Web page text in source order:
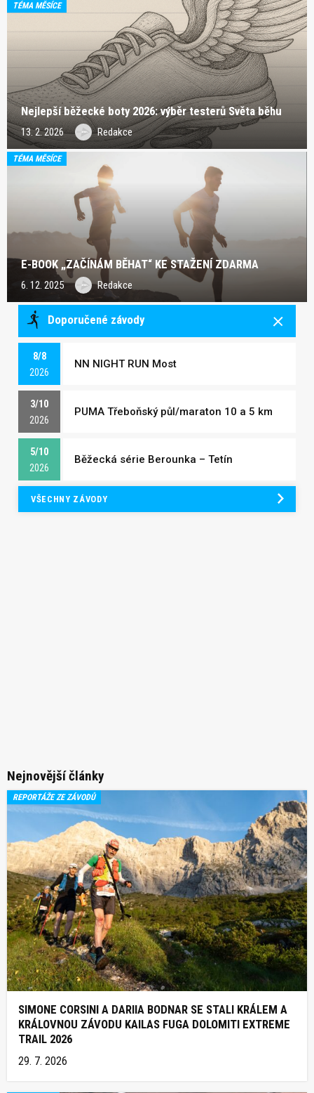
TÉMA MĚSÍCE
Nejlepší běžecké boty 2026: výběr testerů Světa běhu
13. 2. 2026 Redakce
TÉMA MĚSÍCE
E-BOOK „ZAČÍNÁM BĚHAT“ KE STAŽENÍ ZDARMA
6. 12. 2025 Redakce
Doporučené závody
8/8
2026
NN NIGHT RUN Most
3/10
2026
PUMA Třeboňský půl/maraton 10 a 5 km
5/10
2026
Běžecká série Berounka – Tetín
VŠECHNY ZÁVODY
Nejnovější články
REPORTÁŽE ZE ZÁVODŮ
SIMONE CORSINI A DARIIA BODNAR SE STALI KRÁLEM A
KRÁLOVNOU ZÁVODU KAILAS FUGA DOLOMITI EXTREME
TRAIL 2026
29. 7. 2026